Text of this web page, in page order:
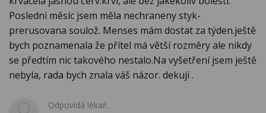
Posledni měsíc jsem měla nechraneny styk-
prerusovana soulož. Menses mám dostat za týden.ještě
bych poznamenala že přítel má větší rozměry ale nikdy
se předtím nic takového nestalo.Na vyšetření jsem ještě
nebyla, rada bych znala váš názor. dekuji .
Odpovídá lékař: